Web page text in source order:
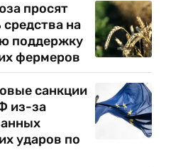
просят
на
поддержку
фермеров
санкции
из-за
ударов по